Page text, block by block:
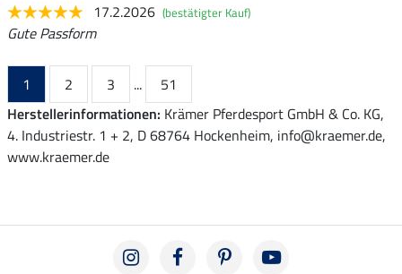
17.2.2026 (bestätigter Kauf)
Gute Passform
1 2 3 ...
51
Herstellerinformationen: Krämer Pferdesport GmbH & Co. KG,
4. Industriestr. 1 + 2, D 68764 Hockenheim, info@kraemer.de,
www.kraemer.de